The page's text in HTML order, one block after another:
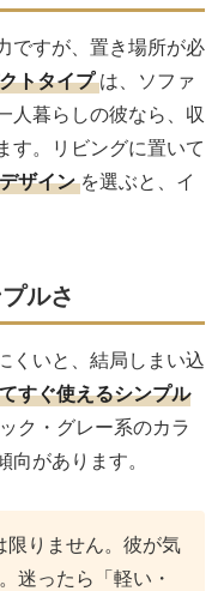
ですが、置き場所が必
トタイプ は、ソファ
人暮らしの彼なら、収
す。リビングに置いて
ザイン を選ぶと、イ
ルさ
くいと、結局しまい込
すぐ使えるシンプル
ク・グレー系のカラ
があります。
限りません。彼が気
迷ったら「軽い・